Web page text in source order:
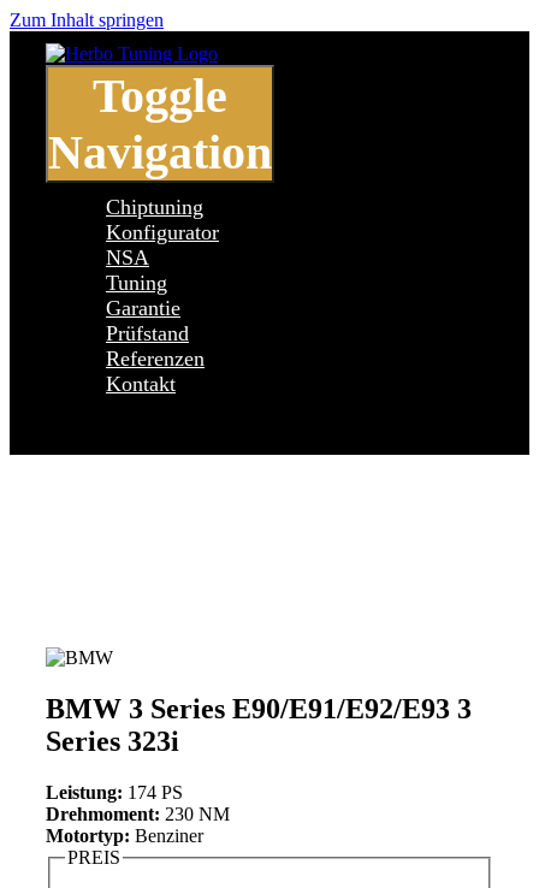
Zum Inhalt springen
Toggle
Navigation
Chiptuning
Konfigurator
NSA
Tuning
Garantie
Prüfstand
Referenzen
Kontakt
BMW 3 Series E90/E91/E92/E93 3
Series 323i
Leistung: 174 PS
Drehmoment: 230 NM
Motortyp: Benziner
PREIS